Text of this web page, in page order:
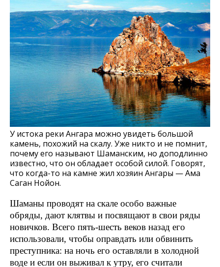
У истока реки Ангара можно увидеть большой
камень, похожий на скалу. Уже никто и не помнит,
почему его называют Шаманским, но доподлинно
известно, что он обладает особой силой. Говорят,
что когда-то на камне жил хозяин Ангары — Ама
Саган Нойон.
Шаманы проводят на скале особо важные
обряды, дают клятвы и посвящают в свои ряды
новичков. Всего пять-шесть веков назад его
использовали, чтобы оправдать или обвинить
преступника: на ночь его оставляли в холодной
воде и если он выживал к утру, его считали